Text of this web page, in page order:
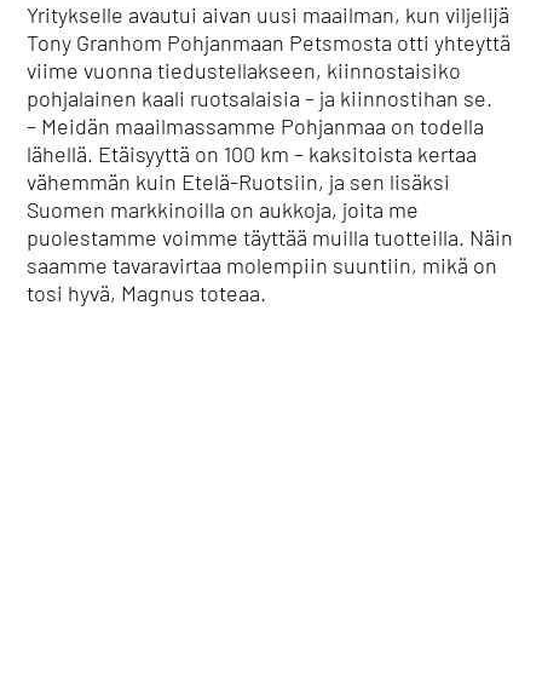
Yritykselle avautui aivan uusi maailman, kun viljelijä
Tony Granhom Pohjanmaan Petsmosta otti yhteyttä
viime vuonna tiedustellakseen, kiinnostaisiko
pohjalainen kaali ruotsalaisia – ja kiinnostihan se.
– Meidän maailmassamme Pohjanmaa on todella
lähellä. Etäisyyttä on 100 km – kaksitoista kertaa
vähemmän kuin Etelä-Ruotsiin, ja sen lisäksi
Suomen markkinoilla on aukkoja, joita me
puolestamme voimme täyttää muilla tuotteilla. Näin
saamme tavaravirtaa molempiin suuntiin, mikä on
tosi hyvä, Magnus toteaa.